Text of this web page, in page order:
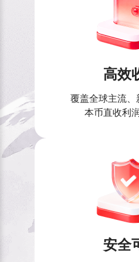
高效
覆盖全球主流
本币直收利
安全